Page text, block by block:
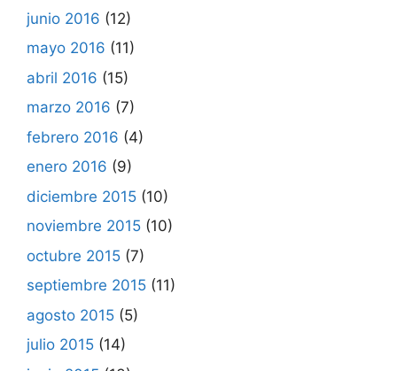
junio 2016 (12)
mayo 2016 (11)
abril 2016 (15)
marzo 2016 (7)
febrero 2016 (4)
enero 2016 (9)
diciembre 2015 (10)
noviembre 2015 (10)
octubre 2015 (7)
septiembre 2015 (11)
agosto 2015 (5)
julio 2015 (14)